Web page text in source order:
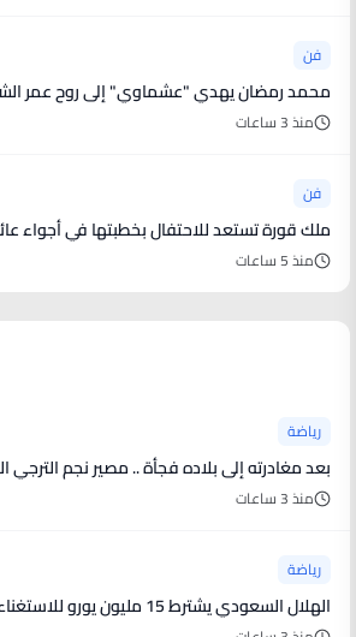
فن
محمد رمضان يهدي "عشماوي" إلى روح عمر
منذ 3 ساعات
فن
ملك قورة تستعد للاحتفال بخطبتها في أجواء
منذ 5 ساعات
رياضة
بعد مغادرته إلى بلاده فجأة .. مصير نجم الترجي التونسي يفجر جدلا
منذ 3 ساعات
رياضة
الهلال السعودي يشترط 15 مليون يورو للاستغناء عن كانسيلو لـ برشلونة